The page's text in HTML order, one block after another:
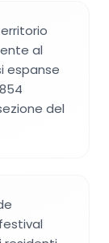
al
espanse
del